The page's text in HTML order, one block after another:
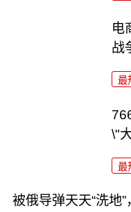
电
战
最
\"
最
被俄导弹天天“洗地